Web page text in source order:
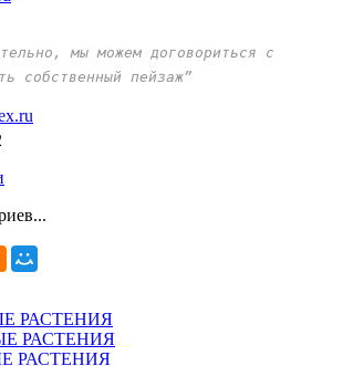
мы можем договориться с
собственный пейзаж”
РАСТЕНИЯ
РАСТЕНИЯ
РАСТЕНИЯ